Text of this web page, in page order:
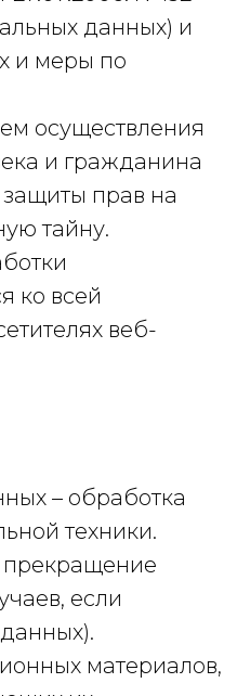
данных) и
и меры по
осуществления
и гражданина
прав на
тайну.
ко всей
веб-
– обработка
техники.
прекращение
если
материалов,